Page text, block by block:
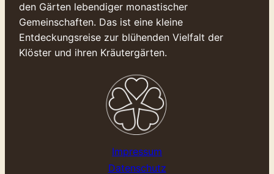
den Gärten lebendiger monastischer
Gemeinschaften. Das ist eine kleine
Entdeckungsreise zur blühenden Vielfalt der
Klöster und ihren Kräutergärten.
Impressum
Datenschutz